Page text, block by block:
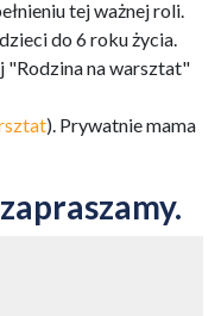
tej ważnej roli.
do 6 roku życia.
"Rodzina na warsztat"
). Prywatnie mama